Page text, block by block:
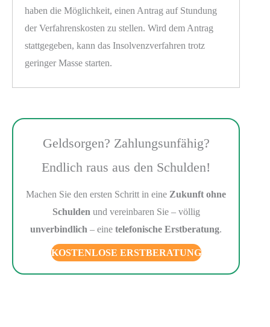
haben die Möglichkeit, einen Antrag auf Stundung
der Verfahrenskosten zu stellen. Wird dem Antrag
stattgegeben, kann das Insolvenzverfahren trotz
geringer Masse starten.
Geldsorgen? Zahlungsunfähig?
Endlich raus aus den Schulden!
Machen Sie den ersten Schritt in eine Zukunft ohne
Schulden und vereinbaren Sie – völlig
unverbindlich – eine telefonische Erstberatung.
KOSTENLOSE ERSTBERATUNG